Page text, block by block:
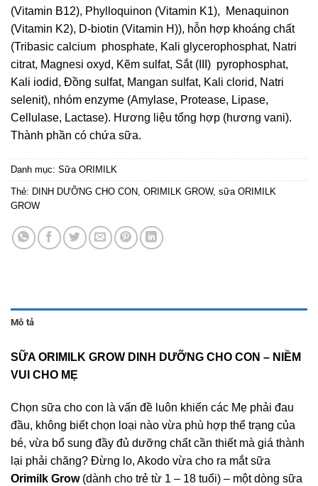
(Vitamin B12), Phylloquinon (Vitamin K1), Menaquinon
(Vitamin K2), D-biotin (Vitamin H)), hỗn hợp khoáng chất
(Tribasic calcium phosphate, Kali glycerophosphat, Natri
citrat, Magnesi oxyd, Kẽm sulfat, Sắt (III) pyrophosphat,
Kali iodid, Đồng sulfat, Mangan sulfat, Kali clorid, Natri
selenit), nhóm enzyme (Amylase, Protease, Lipase,
Cellulase, Lactase). Hương liệu tổng hợp (hương vani).
Thành phần có chứa sữa.
Danh mục: Sữa ORIMILK
Thẻ: DINH DƯỠNG CHO CON, ORIMILK GROW, sữa ORIMILK
GROW
Mô tả
SỮA ORIMILK GROW DINH DƯỠNG CHO CON – NIỀM
VUI CHO MẸ
Chọn sữa cho con là vấn đề luôn khiến các Mẹ phải đau
đầu, không biết chọn loại nào vừa phù hợp thể trạng của
bé, vừa bổ sung đầy đủ dưỡng chất cần thiết mà giá thành
lại phải chăng? Đừng lo, Akodo vừa cho ra mắt sữa
Orimilk Grow(dành cho trẻ từ 1 – 18 tuổi) – một dòng sữa